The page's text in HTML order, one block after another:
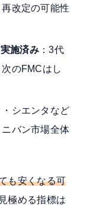
改定の可能性
施済み ：3代
のFMCはし
・シエンタなど
バン市場全体
も安くなる可
極める指標は